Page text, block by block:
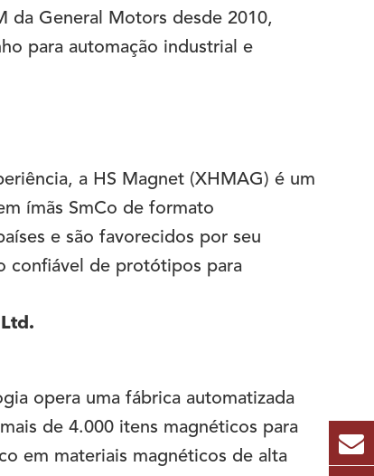
da General Motors desde 2010,
para automação industrial e
a HS Magnet (XHMAG) é um
ímãs SmCo de formato
e são favorecidos por seu
confiável de protótipos para
opera uma fábrica automatizada
de 4.000 itens magnéticos para
em materiais magnéticos de alta